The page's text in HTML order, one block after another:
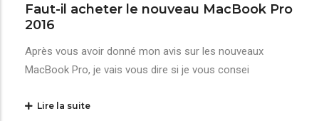
Faut-il acheter le nouveau MacBook Pro
2016
Après vous avoir donné mon avis sur les nouveaux
MacBook Pro, je vais vous dire si je vous consei
Lire la suite